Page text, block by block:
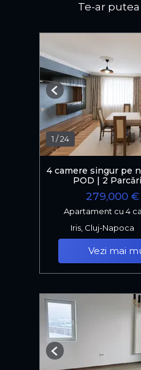
Te-ar
1 /24
Previous
4 camere singur pe
POD | 2
279,000 €
Apartament cu 4
Iris, Cluj-Napoca
Vezi mai
Previous